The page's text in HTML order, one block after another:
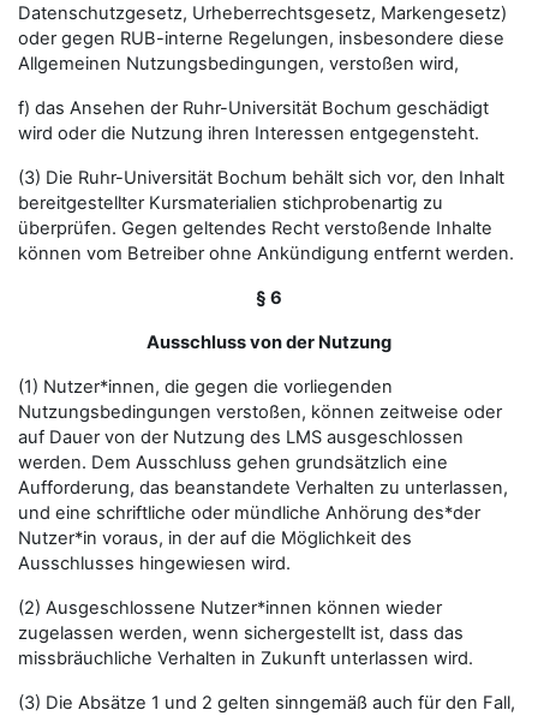
Datenschutzgesetz, Urheberrechtsgesetz, Markengesetz)
oder gegen RUB-interne Regelungen, insbesondere diese
Allgemeinen Nutzungsbedingungen, verstoßen wird,
f) das Ansehen der Ruhr-Universität Bochum geschädigt
wird oder die Nutzung ihren Interessen entgegensteht.
(3) Die Ruhr-Universität Bochum behält sich vor, den Inhalt
bereitgestellter Kursmaterialien stichprobenartig zu
überprüfen. Gegen geltendes Recht verstoßende Inhalte
können vom Betreiber ohne Ankündigung entfernt werden.
§ 6
Ausschluss von der Nutzung
(1) Nutzer*innen, die gegen die vorliegenden
Nutzungsbedingungen verstoßen, können zeitweise oder
auf Dauer von der Nutzung des LMS ausgeschlossen
werden. Dem Ausschluss gehen grundsätzlich eine
Aufforderung, das beanstandete Verhalten zu unterlassen,
und eine schriftliche oder mündliche Anhörung des*der
Nutzer*in voraus, in der auf die Möglichkeit des
Ausschlusses hingewiesen wird.
(2) Ausgeschlossene Nutzer*innen können wieder
zugelassen werden, wenn sichergestellt ist, dass das
missbräuchliche Verhalten in Zukunft unterlassen wird.
(3) Die Absätze 1 und 2 gelten sinngemäß auch für den Fall,